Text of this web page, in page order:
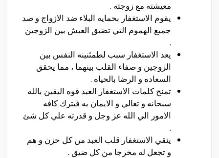
معيشته مع زوجته .
يقوم الاستغفار بحمايه البلاء ضد الازواج و صد
جميع الهموم التي تضيق العيش بين الزوجين
.
يعد الاستغفار سبب لطمئنينه النفس بين
الزوجين و صفاء القلب بينهما ، مما يحقق
السعاده و الرضا بالحياه .
تمنح كلمات الاستغفار العبد قوه اليقين بالله
سبحانه و تعالي و الايمان به فيترك كافه
الامور الي الله عز وجل و قدرته علي كل شئ
.
ينقي الاستغفار قلب العبد من كل حزن و هم
و تجعل له مخرجا من كل ضيق .